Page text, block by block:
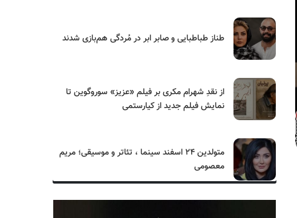
طناز طباطبایی و صابر ابر در مُردگی هم‌بازی شدند
از نقدِ شهرام مکری بر فیلم «عزیز» سوروگوین تا
نمایش فیلم جدید از کیارستمی
متولدین ۲۴ اسفند سینما ، تئاتر و موسیقی؛ مریم
معصومی